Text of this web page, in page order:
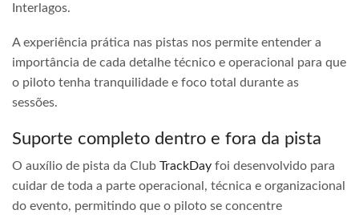
Interlagos.
A experiência prática nas pistas nos permite entender a
importância de cada detalhe técnico e operacional para que
o piloto tenha tranquilidade e foco total durante as
sessões.
Suporte completo dentro e fora da pista
O auxílio de pista da Club TrackDay foi desenvolvido para
cuidar de toda a parte operacional, técnica e organizacional
do evento, permitindo que o piloto se concentre